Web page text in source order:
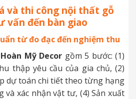
và thi công nội thất gỗ
vấn đến bàn giao
từ đo đạc đến nghiệm thu
Hoàn Mỹ Decor gồm 5 bước: (1)
thập yêu cầu của gia chủ, (2)
dự toán chi tiết theo từng hạng
và xác nhận vật tư, (4) Sản xuất